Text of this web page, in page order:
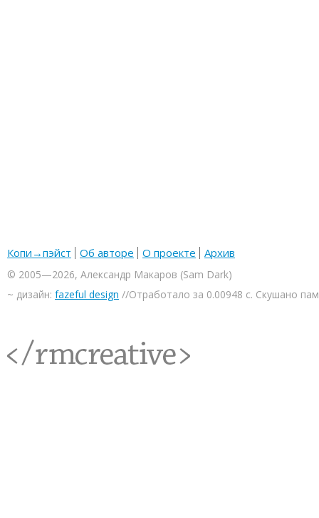
Копи→пэйст Об авторе О проекте Архив
© 2005—2026, Александр Макаров (Sam Dark)
~ дизайн: fazeful design //Отработало за 0.00948 с. Скушано
<rmcreative/>